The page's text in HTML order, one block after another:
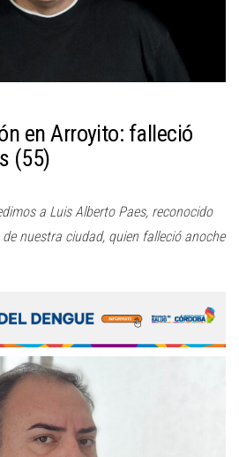
en Arroyito: falleció
(55)
a Luis Alberto Paes, reconocido
nuestra ciudad, quien falleció anoche